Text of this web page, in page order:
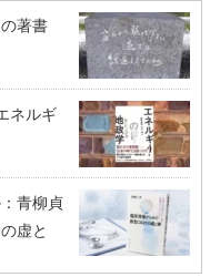
著書
ネルギ
青柳貞
虚と